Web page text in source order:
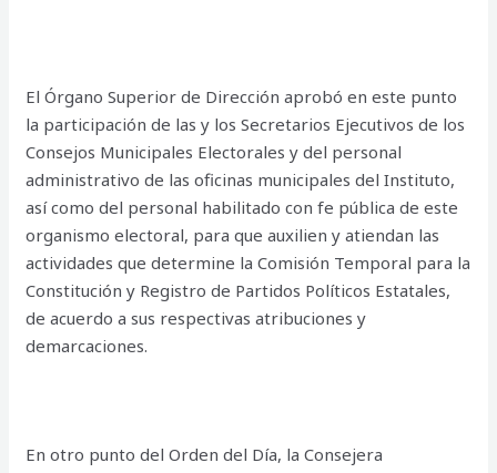
El Órgano Superior de Dirección aprobó en este punto
la participación de las y los Secretarios Ejecutivos de los
Consejos Municipales Electorales y del personal
administrativo de las oficinas municipales del Instituto,
así como del personal habilitado con fe pública de este
organismo electoral, para que auxilien y atiendan las
actividades que determine la Comisión Temporal para la
Constitución y Registro de Partidos Políticos Estatales,
de acuerdo a sus respectivas atribuciones y
demarcaciones.
En otro punto del Orden del Día, la Consejera